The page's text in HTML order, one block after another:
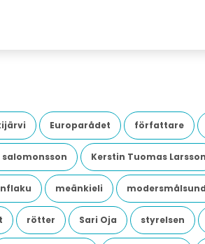
Europarådet författare
Kerstin Tuomas Larsson
meänkieli
rötter Sari Oja styrelsen